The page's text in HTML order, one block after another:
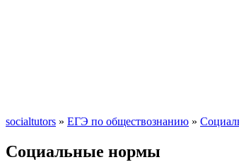
socialtutors » ЕГЭ по обществознанию »
Социальные нормы